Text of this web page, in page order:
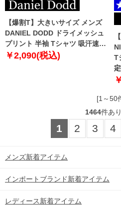
【爆割T】大きいサイズ メンズ
DANIEL DODD ドライメッシュ
プリント 半袖 Tシャツ 吸汗速乾
春夏新作 tjt-2602dry4 【fre】
￥2,090(税込)
T
[1～50
1464件あ
1 2 3 4
メンズ新着アイテム
インポートブランド新着アイテム
レディース新着アイテム